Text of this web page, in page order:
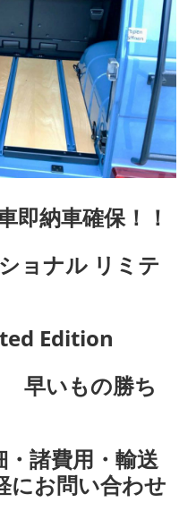
納車確保！！
ョナル リミテ
Edition
早いもの勝ち
諸費用・輸送
にお問い合わせ